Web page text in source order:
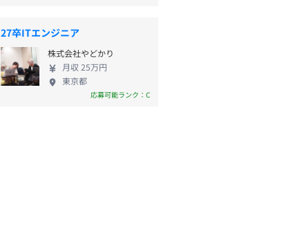
27卒ITエンジニア
株式会社やどかり
月収 25万円
東京都
応募可能ランク：C